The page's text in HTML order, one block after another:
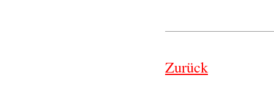
Zurück